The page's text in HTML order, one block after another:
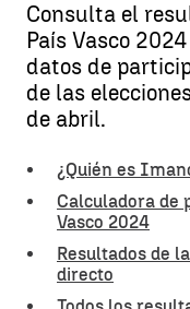
Consulta el
País Vasco
datos de
de las
de abril.
¿Quién es
Calculadora de
Vasco 2024
Resultados de
directo